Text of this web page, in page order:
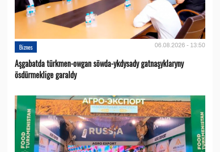
Biznes 06.08.2026 - 13:50
Aşgabatda türkmen-owgan söwda-ykdysady gatnaşyklaryny
ösdürmeklige garaldy